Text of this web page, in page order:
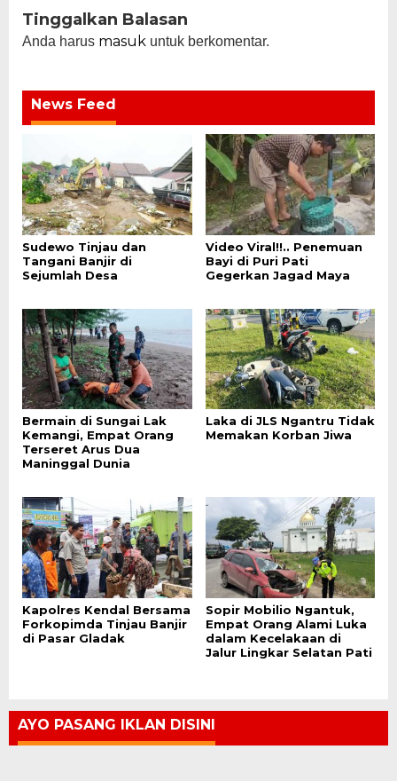
Tinggalkan Balasan
Anda harus masuk untuk berkomentar.
News Feed
Sudewo Tinjau dan
Tangani Banjir di
Sejumlah Desa
Video Viral!!.. Penemuan
Bayi di Puri Pati
Gegerkan Jagad Maya
Bermain di Sungai Lak
Kemangi, Empat Orang
Terseret Arus Dua
Maninggal Dunia
Laka di JLS Ngantru Tidak
Memakan Korban Jiwa
Kapolres Kendal Bersama
Forkopimda Tinjau Banjir
di Pasar Gladak
Sopir Mobilio Ngantuk,
Empat Orang Alami Luka
dalam Kecelakaan di
Jalur Lingkar Selatan Pati
AYO PASANG IKLAN DISINI